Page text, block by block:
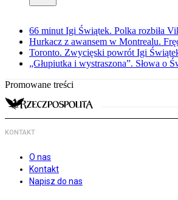
66 minut Igi Świątek. Polka rozbiła
Hurkacz z awansem w Montrealu.
Toronto. Zwycięski powrót Igi
„Głupiutka i wystraszona”. Słowa o
Promowane treści
KONTAKT
O nas
Kontakt
Napisz do nas